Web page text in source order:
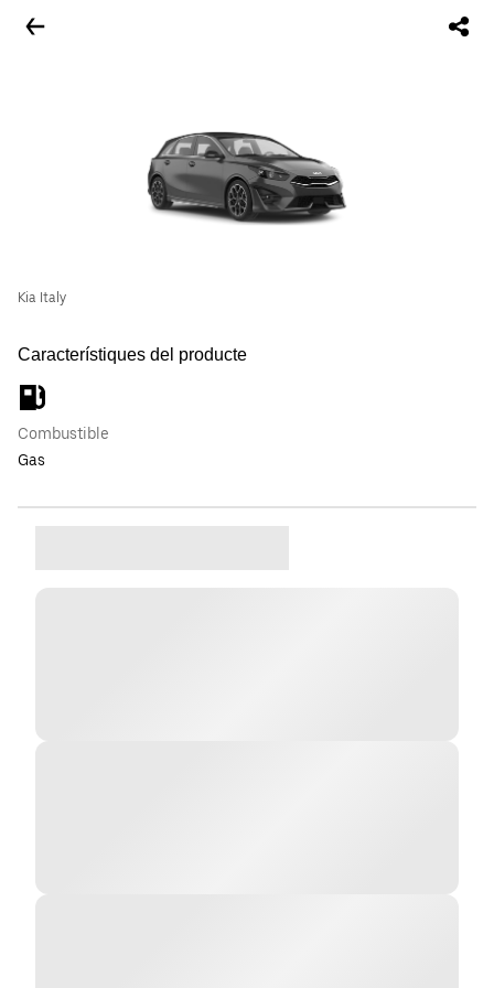
Kia Italy
Característiques del producte
Combustible
Gas